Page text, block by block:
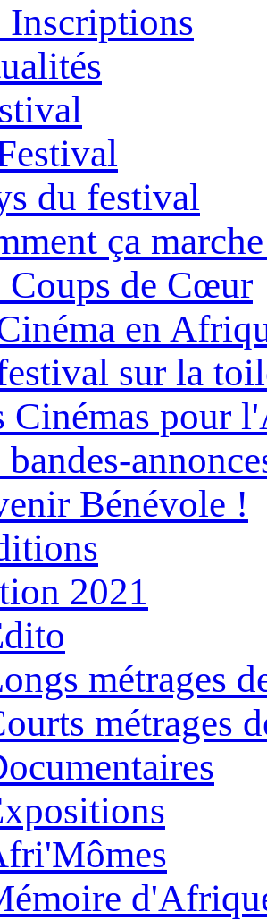
Inscriptions
du festival
ça
Coups de Cœur
en
sur la
Cinémas pour
bandes-
Bénévole !
2021
métrages
métrages